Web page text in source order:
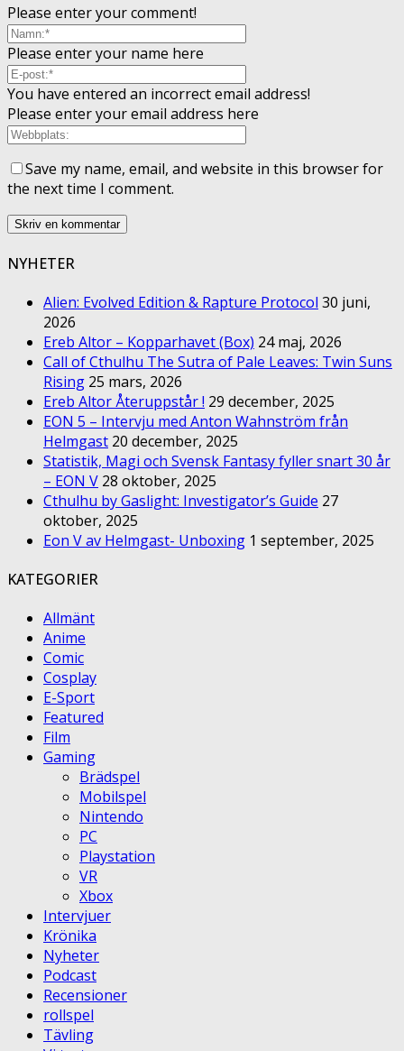
Please enter your comment!
Please enter your name here
You have entered an incorrect email address!
Please enter your email address here
Save my name, email, and website in this browser for
the next time I comment.
NYHETER
Alien: Evolved Edition & Rapture Protocol 30 juni,
2026
Ereb Altor – Kopparhavet (Box) 24 maj, 2026
Call of Cthulhu The Sutra of Pale Leaves: Twin Suns
Rising 25 mars, 2026
Ereb Altor Återuppstår ! 29 december, 2025
EON 5 – Intervju med Anton Wahnström från
Helmgast 20 december, 2025
Statistik, Magi och Svensk Fantasy fyller snart 30 år
– EON V 28 oktober, 2025
Cthulhu by Gaslight: Investigator’s Guide 27
oktober, 2025
Eon V av Helmgast- Unboxing 1 september, 2025
KATEGORIER
Allmänt
Anime
Comic
Cosplay
E-Sport
Featured
Film
Gaming
Brädspel
Mobilspel
Nintendo
PC
Playstation
VR
Xbox
Intervjuer
Krönika
Nyheter
Podcast
Recensioner
rollspel
Tävling